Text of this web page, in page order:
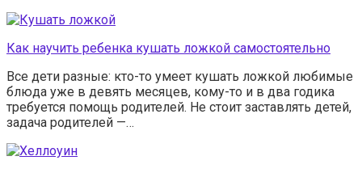
Как научить ребенка кушать ложкой самостоятельно
Все дети разные: кто-то умеет кушать ложкой любимые
блюда уже в девять месяцев, кому-то и в два годика
требуется помощь родителей. Не стоит заставлять детей,
задача родителей —…